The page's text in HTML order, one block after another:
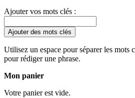
Ajouter vos mots clés :
Ajouter des mots clés
Utilisez un espace pour séparer les mots
pour rédiger une phrase.
Mon panier
Votre panier est vide.